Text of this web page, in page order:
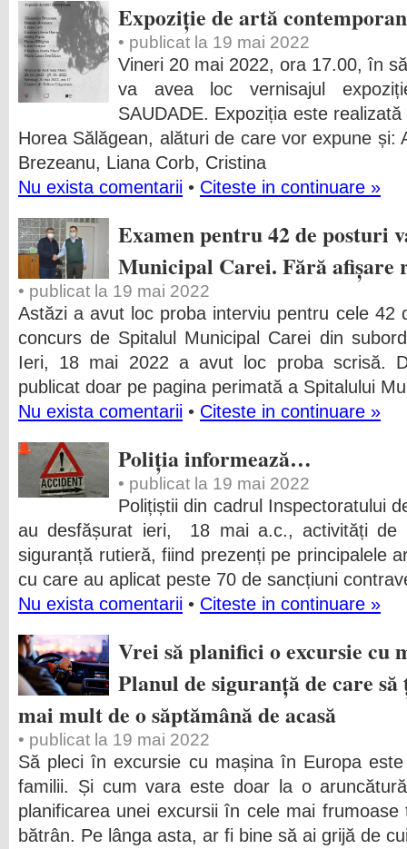
Expoziție de artă
• publicat la 19 mai 2022
Vineri 20 mai 2022, ora 17.00, în
va avea loc vernisajul
SAUDADE. Expoziția este
Horea Sălăgean, alături de care vor expune și:
Brezeanu, Liana Corb, Cristina
Nu exista comentarii • Citeste in continuare »
Examen pentru 42 de posturi
Municipal Carei. Fără afișare
• publicat la 19 mai 2022
Astăzi a avut loc proba interviu pentru cele 42
concurs de Spitalul Municipal Carei din
Ieri, 18 mai 2022 a avut loc proba scrisă.
publicat doar pe pagina perimată a Spitalului
Nu exista comentarii • Citeste in continuare »
Poliția informează…
• publicat la 19 mai 2022
Polițiștii din cadrul Inspectoratului
au desfășurat ieri, 18 mai a.c., activități de
siguranță rutieră, fiind prezenți pe principalele
cu care au aplicat peste 70 de sancțiuni
Nu exista comentarii • Citeste in continuare »
Vrei să planifici o excursie cu
Planul de siguranță de care
mai mult de o săptămână de acasă
• publicat la 19 mai 2022
Să pleci în excursie cu mașina în Europa
familii. Și cum vara este doar la o
planificarea unei excursii în cele mai
bătrân. Pe lânga asta, ar fi bine să ai grijă de